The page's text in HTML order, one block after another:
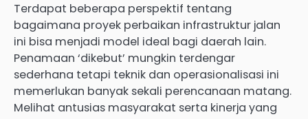
Terdapat beberapa perspektif tentang
bagaimana proyek perbaikan infrastruktur jalan
ini bisa menjadi model ideal bagi daerah lain.
Penamaan ‘dikebut’ mungkin terdengar
sederhana tetapi teknik dan operasionalisasi ini
memerlukan banyak sekali perencanaan matang.
Melihat antusias masyarakat serta kinerja yang